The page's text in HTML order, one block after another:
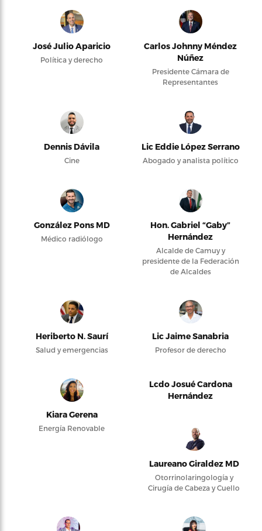
José Julio Aparicio
Política y derecho
Carlos Johnny Méndez
Núñez
Presidente Cámara de
Representantes
Dennis Dávila
Cine
Lic Eddie López Serrano
Abogado y analista político
González Pons MD
Médico radiólogo
Hon. Gabriel “Gaby”
Hernández
Alcalde de Camuy y
presidente de la Federación
de Alcaldes
Heriberto N. Saurí
Salud y emergencias
Lic Jaime Sanabria
Profesor de derecho
Kiara Gerena
Energía Renovable
Lcdo Josué Cardona
Hernández
Laureano Giraldez MD
Otorrinolaringología y
Cirugía de Cabeza y Cuello